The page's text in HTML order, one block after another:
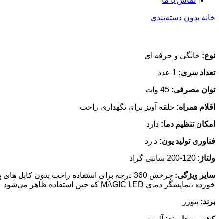
خانه بدون دسته‌بندی
نوع: خانگی و حرفه ای
تعداد سری:
توان مصرفی:
اقلام همراه: حلقه آویز برای نگهداری راحت
امکان تنظیم دما: دارد
فناوری تولید یون: دارد
ولتاژ:
سایر ویژگی:
چرخش 360 درجه برای استفاده راحت بدون کابل های
خورده ،نمایشگر دمای MAGIC LED که حین استفاده ظاهر می‌شود
برند: بیورر